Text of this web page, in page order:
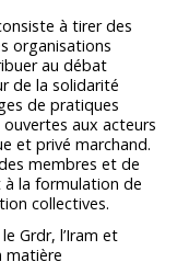
à tirer des
organisations
au débat
de la solidarité
de pratiques
ouvertes aux acteurs
et privé marchand.
membres et de
la formulation de
collectives.
Grdr, l’Iram et
matière